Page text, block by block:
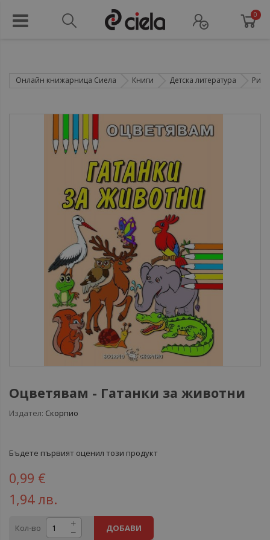
0
Онлайн книжарница Сиела Книги Детска литература
Оцветявам - Гатанки за животни
Издател: Скорпио
Бъдете първият оценил този продукт
0,99 €
1,94 лв.
Кол-во ДОБАВИ